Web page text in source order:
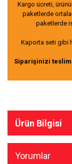
Kargo ücreti,
paketlerde
paketlerde
Kaporta seti gibi
Siparişinizi teslim
Ürün Bilgisi
Yorumlar